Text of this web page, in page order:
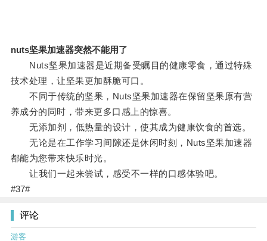
nuts坚果加速器突然不能用了
Nuts坚果加速器是近期备受瞩目的健康零食，通过特殊
技术处理，让坚果更加酥脆可口。
不同于传统的坚果，Nuts坚果加速器在保留坚果原有营
养成分的同时，带来更多口感上的惊喜。
无添加剂，低热量的设计，使其成为健康饮食的首选。
无论是在工作学习间隙还是休闲时刻，Nuts坚果加速器
都能为您带来快乐时光。
让我们一起来尝试，感受不一样的口感体验吧。
#37#
评论
游客